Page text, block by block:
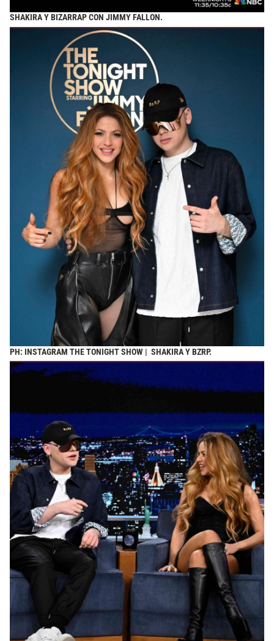
SHAKIRA Y BIZARRAP CON JIMMY FALLON.
PH: INSTAGRAM THE TONIGHT SHOW | SHAKIRA Y BZRP.